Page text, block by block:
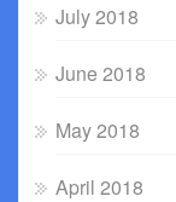
July 2018
June 2018
May 2018
April 2018